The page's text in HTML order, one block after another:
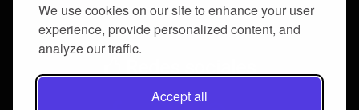
We use cookies on our site to enhance your user
experience, provide personalized content, and
analyze our traffic.
Accept all
contáctenos